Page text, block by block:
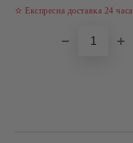
✫ Експресна доставка 24 часа